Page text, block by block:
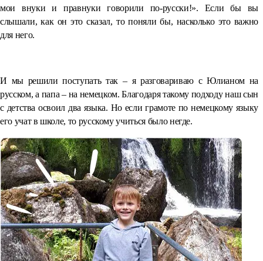
мои внуки и правнуки говорили по-русски!». Если бы вы
слышали, как он это сказал, то поняли бы, насколько это важно
для него.
И мы решили поступать так – я разговариваю с Юлианом на
русском, а папа – на немецком. Благодаря такому подходу наш сын
с детства освоил два языка. Но если грамоте по немецкому языку
его учат в школе, то русскому учиться было негде.